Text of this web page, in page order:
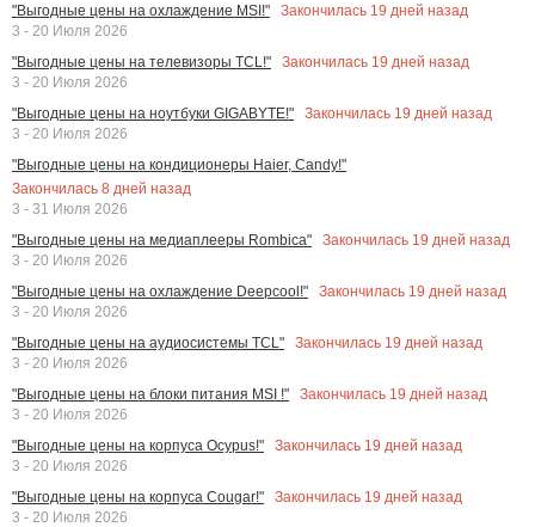
"Выгодные цены на охлаждение MSI!"
Закончилась 19 дней назад
3 - 20 Июля 2026
"Выгодные цены на телевизоры TCL!"
Закончилась 19 дней назад
3 - 20 Июля 2026
"Выгодные цены на ноутбуки GIGABYTE!"
Закончилась 19 дней назад
3 - 20 Июля 2026
"Выгодные цены на кондиционеры Haier, Candy!"
Закончилась 8 дней назад
3 - 31 Июля 2026
"Выгодные цены на медиаплееры Rombica"
Закончилась 19 дней назад
3 - 20 Июля 2026
"Выгодные цены на охлаждение Deepcool!"
Закончилась 19 дней назад
3 - 20 Июля 2026
"Выгодные цены на аудиосистемы TCL"
Закончилась 19 дней назад
3 - 20 Июля 2026
"Выгодные цены на блоки питания MSI !"
Закончилась 19 дней назад
3 - 20 Июля 2026
"Выгодные цены на корпуса Ocypus!"
Закончилась 19 дней назад
3 - 20 Июля 2026
"Выгодные цены на корпуса Cougar!"
Закончилась 19 дней назад
3 - 20 Июля 2026